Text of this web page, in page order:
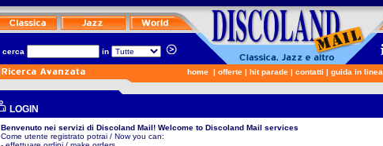
cerca in
home | offerte | hit parade | contatti | guida in linea
LOGIN
Benvenuto nei servizi di Discoland Mail! Welcome to Discoland Mail services
Come utente registrato potrai / Now you can: